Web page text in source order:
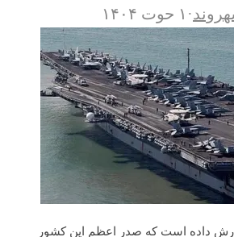
· ۱ حوت ۱۴۰۴
داده است که صدر اعظم این کشور